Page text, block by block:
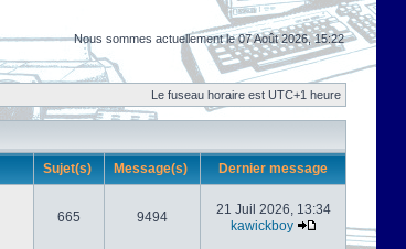
Nous sommes actuellement le 07 Août 2026, 15:22
Le fuseau horaire est UTC+1 heure
Sujet(s) Message(s) Dernier message
665 9494
21 Juil 2026, 13:34
kawickboy